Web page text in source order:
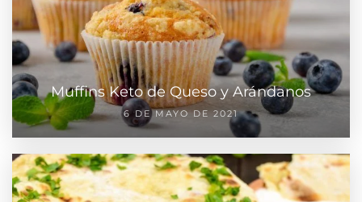
Muffins Keto de Queso y Arándanos
6 DE MAYO DE 2021